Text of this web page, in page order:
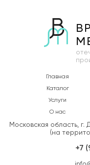
Главная
Каталог
Услуги
О нас
Московская область, г.
(на
+7